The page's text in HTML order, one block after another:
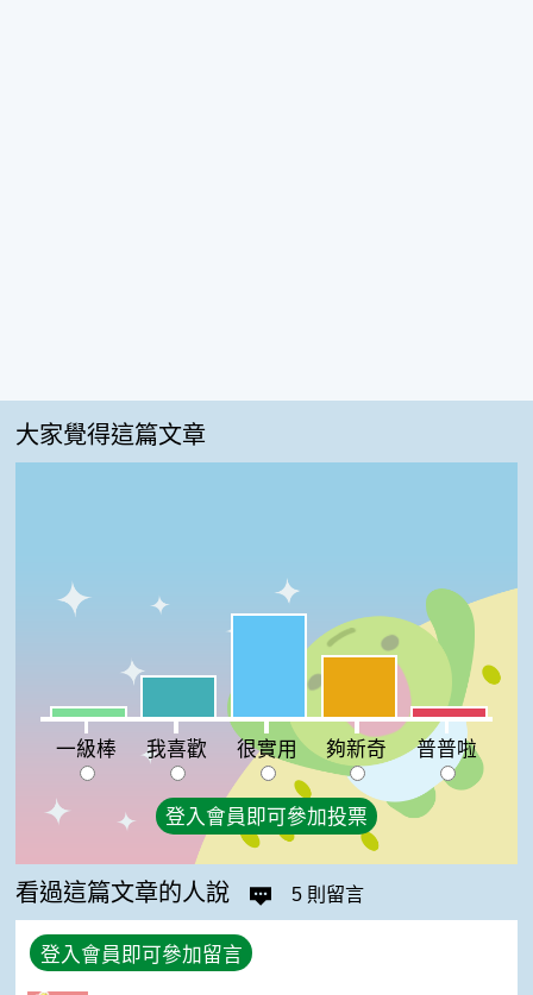
大家覺得這篇文章
一級棒:5%
我喜歡:18%
很實用:45%
夠新奇:27%
普普啦:5%
一級棒
我喜歡 很實用 夠新奇 普普啦
登入會員即可參加投票
看過這篇文章的人說 5 則留言
登入會員即可參加留言